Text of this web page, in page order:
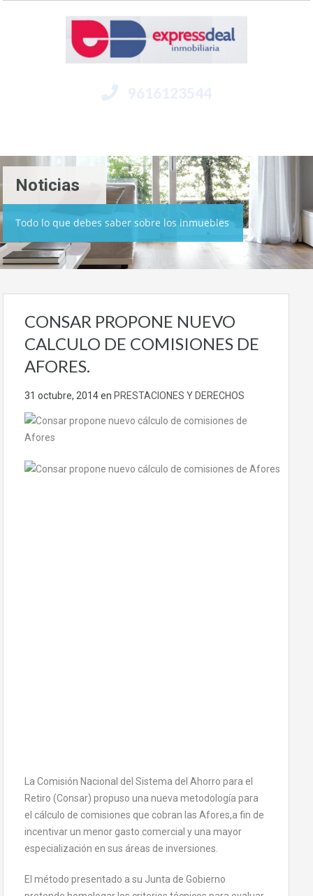
9616123544
Noticias
Todo lo que debes saber sobre los inmuebles
CONSAR PROPONE NUEVO
CALCULO DE COMISIONES DE
AFORES.
31 octubre, 2014en PRESTACIONES Y DERECHOS
La Comisión Nacional del Sistema del Ahorro para el
Retiro (Consar) propuso una nueva metodología para
el cálculo de comisiones que cobran las Afores,a fin de
incentivar un menor gasto comercial y una mayor
especialización en sus áreas de inversiones.
El método presentado a su Junta de Gobierno